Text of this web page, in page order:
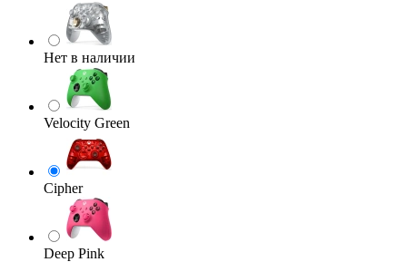
Нет в наличии
Velocity Green
Cipher
Deep Pink